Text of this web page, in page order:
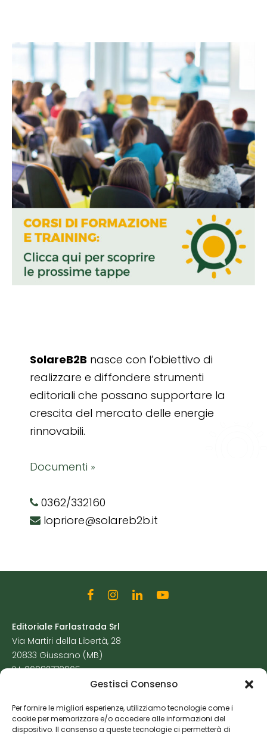
Gestisci Consenso
Per fornire le migliori esperienze, utilizziamo tecnologie come i
cookie per memorizzare e/o accedere alle informazioni del
dispositivo. Il consenso a queste tecnologie ci permetterà di
SolareB2B nasce con l’obiettivo di
realizzare e diffondere strumenti
editoriali che possano supportare la
crescita del mercato delle energie
rinnovabili.
Documenti »
0362/332160
lopriore@solareb2b.it
Editoriale Farlastrada Srl
Via Martiri della Libertà, 28
20833 Giussano (MB)
P.I. 06982770965
Cookie Policy
Risorse Aggiuntive